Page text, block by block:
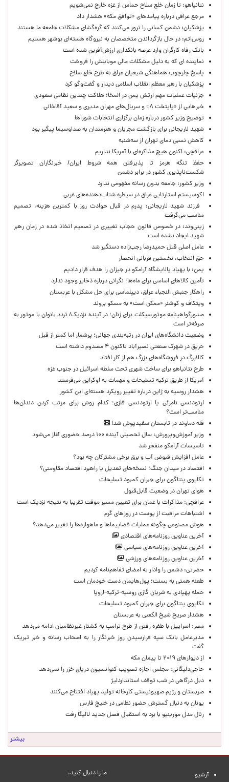
نتانیاهو: تا زمان خلع سلاح حماس از غزه خارج نمی‌شویم
مرجع عراقی درباره پیامدهای «توافق مکه» هشدار داد
پزشکیان: دشمن کسانی را ترور می‌کنند که گره‌گشای مشکلات جامعه ما هستند
روس‌اتم: در حال بازگرداندن متخصصان به نیروگاه هسته‌ای بوشهر هستیم
بانک رفاه کارگران وارد عرصه بانکداری ارزش‌آفرین شده است
نماینده ای که به دلیل مشکلات مالی موبایلش را فروخت
پاسخ چارچوب هماهنگی شیعیان عراق به طرح خلع سلاح
پزشکیان با رهبر معظم انقلاب اسلامی دیدار و گفت‌وگو کرد
جزئیات عملیات مهم ارتش یمن در المخا؛ هلاکت چندین نظامی سعودی
خبرهایی از «پایتخت ۸» و سریال‌های مهران مدیری و سعید آقاخانی
توضیح وزیر کشور درباره زمان برگزاری انتخابات شوراها
شهید لاریجانی برای بازگشت مجریان و هنرمندان به صداوسیما پیگیر بود
کاهش نسبی دمای تهران از سه‌شنبه
عراقچی: اکنون هیچ مذاکره‌ای با آمریکا نداریم
حفظ تنگه هرمز تا پذیرفتن همه شروط ایران/ خبرنگاران تصویرگر
شکست‌ناپذیری کشور در برابر دشمن
وزیر کشور: جامعه بدون رسانه مفهومی ندارد
اکوسیستم استارتاپی عراق در سیطره شتاب‌دهنده‌‌های غربی
فرزند شهید لاریجانی: پدرم در قبال حوادث روز با کمترین هزینه، تصمیم
مناسب می‌گرفت
زینی‌وند: در خصوص قانون حجاب تغییری در تصمیم اتخاذ شده در زمان رهبر
شهید ایجاد نشده است
عامل اصلی قتل حمیدرضا رجب‌زاده دستگیر شد
حق انتخاب، نخستین قربانی انحصار
یمن: با پهپاد پالایشگاه آرامکو در جیزان را هدف قرار دادیم
تأمین کالاهای اساسی برای ماه‌ها؛ نگرانی درباره ذخایر وجود ندارد
راهکار جنبش النجباء عراق، دیپلماسی برای حل مشکل با عربستان
ویتکاف و کوشنر «ممکن است» به مسکو بروند
صدورگواهینامه موتورسیکلت برای زنان؛ در آینده نزدیک/ تردد بانوان با موتور به‌
صرفه‌تر است
وضعیت دانشگاه‌های ایران در رتبه‌بندی جهانی؛ پرشمار اما کمتر از قبل
حریق در شهرک صنعتی نصیرآباد تاکنون ۴ مصدوم داشته است
کالابرگ در فروشگاه‌های بزرگ هم از کار افتاد
طرح نتانیاهو برای ساخت شهری تحت سلطه اسرائیل در جنوب غزه
آمریکا از طریق ترکیه تسلیحات و مهمات به اوکراین می‌فرستد
هشدار روسیه به ژاپن درباره تغییر رویکرد هسته‌ای این کشور
ارتودنسی نامرئی یا ارتودنسی فلزی؛ کدام روش برای مرتب کردن دندان‌ها
مناسب‌تر است؟
قله دماوند در تابستان سفیدپوش شد!
وزیر آموزش‌وپرورش: سال تحصیلی آینده ۱۰۰ درصد حضوری آغاز می‌شود
تاسیسات آرامکو منفجر شد
عامل افزایش قبوض آب و برق برخی مشترکان چه بود؟
اقتصاد در میدان جنگ؛ نسخه‌های تعدیل یا راهبرد اقتصاد مقاومتی؟
تکاپوی پنتاگون برای جبران کمبود تسلیحات
هوای تهران در وضعیت قابل‌قبول
عراقچی: مذاکرات با عمان برای تعیین مسیر موقت تقریبا به نتیجه نزدیک است
اشتباهات مراقبت از پوست در روزهای گرم
هوش مصنوعی چگونه عملیات فضاپیماها و ماهواره‌ها را تغییر می‌دهد؟
آخرین عناوین روزنامه‌های اقتصادی
آخرین عناوین روزنامه‌های سیاسی
آخرین عناوین روزنامه‌های ورزشی
حضرتی: دشمن را وادار به امضای تفاهم‌نامه کردیم
طعنه همتی به بسنت؛ پول‌هایمان دست خودمان است
حمله پهپادی به شریان گازی روسیه-ترکیه-اروپا
تکاپوی پنتاگون برای جبران کمبود تسلیحات
هشدار صریح شیخ الکعبی به عربستان
مصر: اسراییل با طفره رفتن از طرح ترامپ به کشتار غیرنظامیان ادامه می‌دهد
مدیرعامل بانک سپه فرارسیدن روز خبرنگار را به اصحاب رسانه و خبر تبریک
گفت
از دیوارهای ۲۰۱۹ تا پیمان مکه
حاجی‌دلیگانی: مجلس اجازه تصویب کنوانسیون دریای خزر را نمی‌دهد
دبل درگاهی در شب توقف استانداردلیژ
صربستان و رژیم صهیونیستی کارخانه تولید پهپاد افتتاح می‌کنند
یونان به دنبال گسترش حضور نظامی در خلیج فارس
رئال مدل مورینیو با برد به استقبال فصل جدید لالیگا رفت
بیشتر
آرشیو
ما را دنبال کنید.